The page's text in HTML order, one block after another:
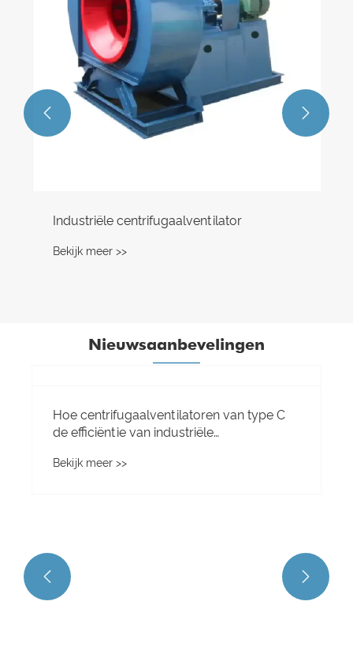
Industriële centrifugaalventilator
Bekijk meer >>
 
Nieuwsaanbevelingen
 